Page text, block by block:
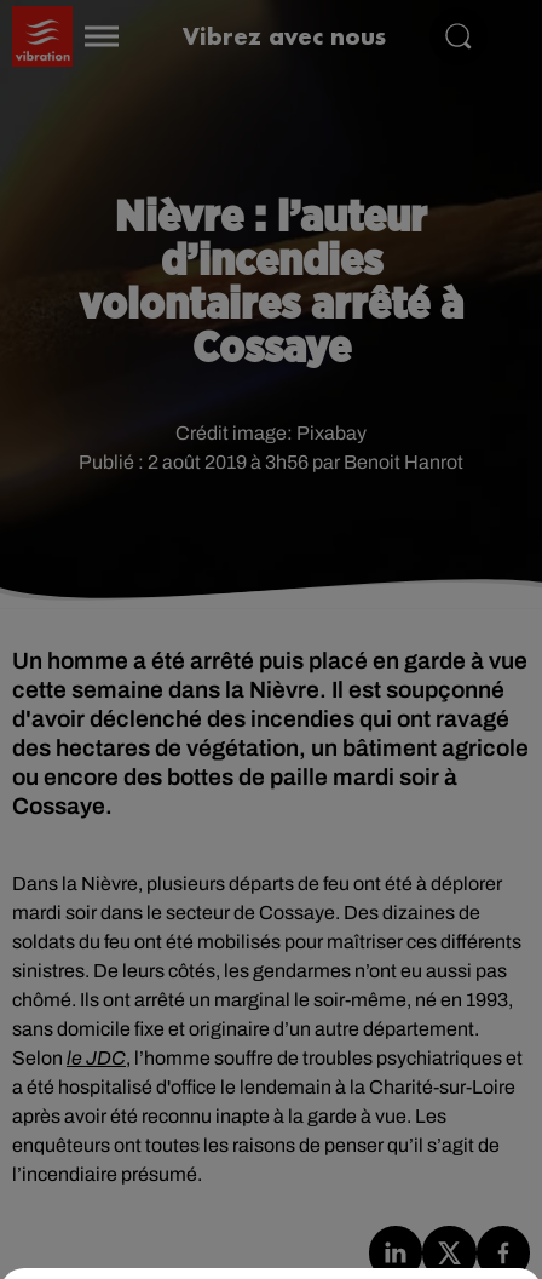
Vibrez avec nous
Nièvre : l’auteur
d’incendies
volontaires arrêté à
Cossaye
Publié : 2 août 2019 à 3h56 par Benoit Hanrot
Crédit image: Pixabay
Un homme a été arrêté puis placé en garde à vue
cette semaine dans la Nièvre. Il est soupçonné
d'avoir déclenché des incendies qui ont ravagé
des hectares de végétation, un bâtiment agricole
ou encore des bottes de paille mardi soir à
Cossaye.
Dans la Nièvre, plusieurs départs de feu ont été à déplorer
mardi soir dans le secteur de Cossaye. Des dizaines de
soldats du feu ont été mobilisés pour maîtriser ces différents
sinistres. De leurs côtés, les gendarmes n’ont eu aussi pas
chômé. Ils ont arrêté un marginal le soir-même, né en 1993,
sans domicile fixe et originaire d’un autre département.
Selon le JDC, l’homme souffre de troubles psychiatriques et
a été hospitalisé d'office le lendemain à la Charité-sur-Loire
après avoir été reconnu inapte à la garde à vue. Les
enquêteurs ont toutes les raisons de penser qu’il s’agit de
l’incendiaire présumé.